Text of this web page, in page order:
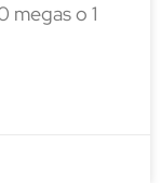
o 1